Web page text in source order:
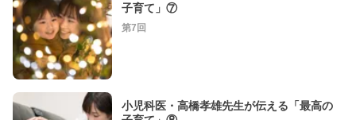
子育て」⑦
第7回
小児科医・高橋孝雄先生が伝える「最高の